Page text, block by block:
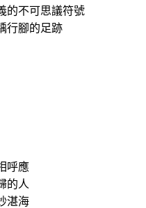
的不可思議符號
行腳的足跡
呼應
的人
湛海